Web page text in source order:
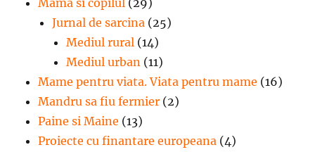
Jurnal de sarcina (25)
Mediul rural (14)
Mediul urban (11)
Mame pentru viata. Viata pentru mame (16)
Mandru sa fiu fermier (2)
Paine si Maine (13)
Proiecte cu finantare europeana (4)